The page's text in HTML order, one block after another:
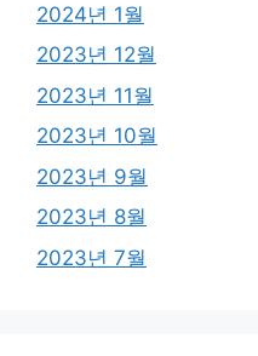
2024년 1월
2023년 12월
2023년 11월
2023년 10월
2023년 9월
2023년 8월
2023년 7월